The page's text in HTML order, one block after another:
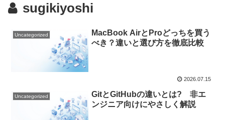
sugikiyoshi
Uncategorized
MacBook AirとProどっちを買う
べき？違いと選び方を徹底比較
2026.07.15
Uncategorized
GitとGitHubの違いとは? 非エ
ンジニア向けにやさしく解説